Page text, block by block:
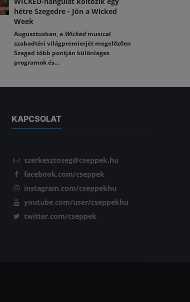
hétre Szegedre - Jön a Wicked
Week
Augusztusban, a Wickedmusical
szabadtéri világpremierjét megelőzően
Szeged több pontján különleges
programok és...
KAPCSOLAT
szerkesztoseg@cseppek.hu
facebook.com/cseppek
instagram.com/cseppekhu
youtube.com/user/cseppekhu
twitter.com/cseppek